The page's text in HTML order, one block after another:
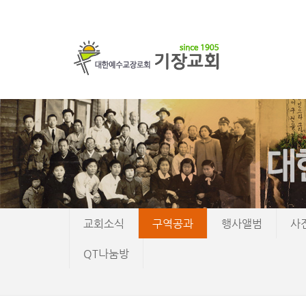
교회소식 구역공과 행사앨범 사
QT나눔방